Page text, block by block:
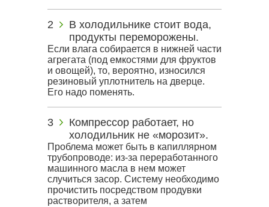
В холодильнике стоит вода,
продукты переморожены.
Если влага собирается в нижней части
агрегата (под емкостями для фруктов
и овощей), то, вероятно, износился
резиновый уплотнитель на дверце.
Его надо поменять.
Компрессор работает, но
холодильник не «морозит».
Проблема может быть в капиллярном
трубопроводе: из-за переработанного
машинного масла в нем может
случиться засор. Систему необходимо
прочистить посредством продувки
растворителя, а затем